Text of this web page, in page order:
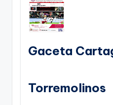
Gaceta
Torremolinos